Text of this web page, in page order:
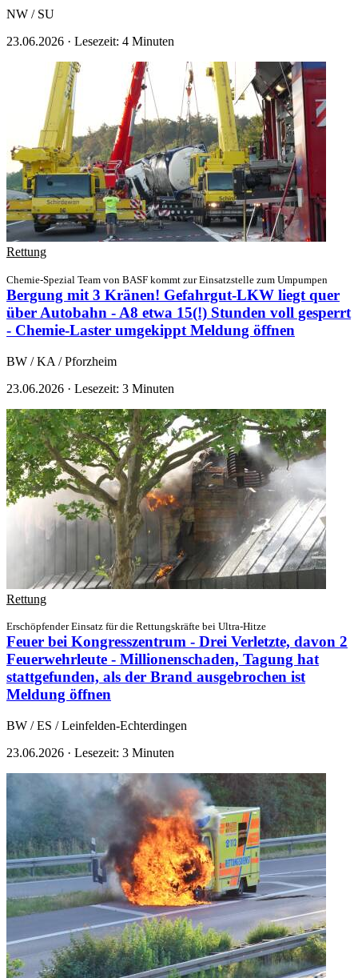
NW / SU
23.06.2026 · Lesezeit: 4 Minuten
Rettung
Chemie-Spezial Team von BASF kommt zur Einsatzstelle zum Umpumpen
Bergung mit 3 Kränen! Gefahrgut-LKW liegt quer
über Autobahn - A8 etwa 15(!) Stunden voll gesperrt
- Chemie-Laster umgekippt Meldung öffnen
BW / KA / Pforzheim
23.06.2026 · Lesezeit: 3 Minuten
Rettung
Erschöpfender Einsatz für die Rettungskräfte bei Ultra-Hitze
Feuer bei Kongresszentrum - Drei Verletzte, davon 2
Feuerwehrleute - Millionenschaden, Tagung hat
stattgefunden, als der Brand ausgebrochen ist
Meldung öffnen
BW / ES / Leinfelden-Echterdingen
23.06.2026 · Lesezeit: 3 Minuten